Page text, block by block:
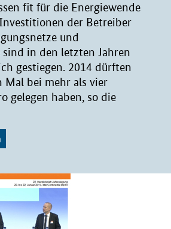
fit für die Energiewende
der Betreiber
und
in den letzten Jahren
gestiegen. 2014 dürften
Mal bei mehr als vier
gelegen haben, so die